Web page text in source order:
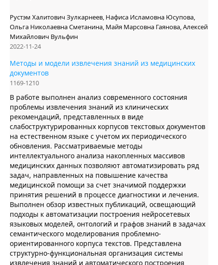
Рустэм Халитович Зулкарнеев, Нафиса Исламовна Юсупова,
Ольга Николаевна Сметанина, Майя Марсовна Гаянова, Алексей
Михайлович Вульфин
2022-11-24
Методы и модели извлечения знаний из медицинских
документов
1169-1210
В работе выполнен анализ современного состояния
проблемы извлечения знаний из клинических
рекомендаций, представленных в виде
слабоструктурированных корпусов текстовых документов
на естественном языке с учетом их периодического
обновления. Рассматриваемые методы
интеллектуального анализа накопленных массивов
медицинских данных позволяют автоматизировать ряд
задач, направленных на повышение качества
медицинской помощи за счет значимой поддержки
принятия решений в процессе диагностики и лечения.
Выполнен обзор известных публикаций, освещающий
подходы к автоматизации построения нейросетевых
языковых моделей, онтологий и графов знаний в задачах
семантического моделирования проблемно-
ориентированного корпуса текстов. Представлена
структурно-функциональная организация системы
извлечения знаний и автоматического построения